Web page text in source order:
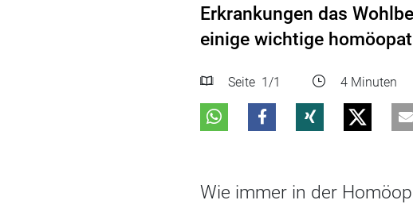
Erkrankungen das
einige wichtige
Seite 1 /1 4 Minuten
Wie immer in der